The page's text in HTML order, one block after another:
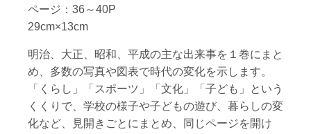
ページ：36～40P
29cm×13cm
明治、大正、昭和、平成の主な出来事を１巻にまと
め、多数の写真や図表で時代の変化を示します。
「くらし」「スポーツ」「文化」「子ども」という
くくりで、学校の様子や子どもの遊び、暮らしの変
化など、見開きごとにまとめ、同じページを開け